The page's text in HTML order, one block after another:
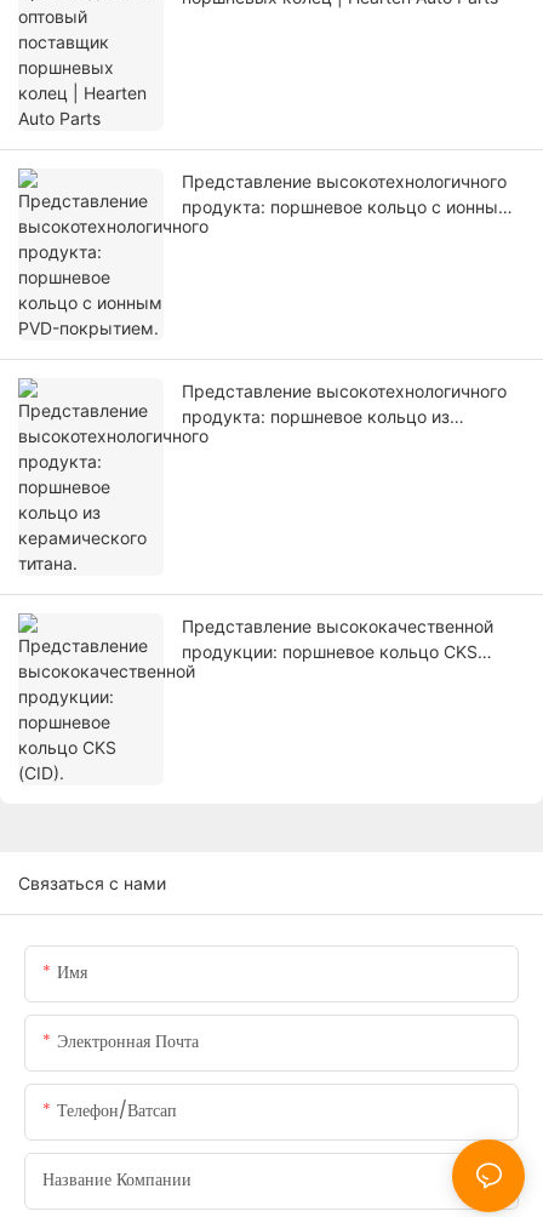
Представление высокотехнологичного
продукта: поршневое кольцо с ионным
PVD-покрытием.
Представление высокотехнологичного
продукта: поршневое кольцо из
керамического титана.
Представление высококачественной
продукции: поршневое кольцо CKS
(CID).
Связаться с нами
Имя
Электронная Почта
Телефон/ватсап
Название Компании